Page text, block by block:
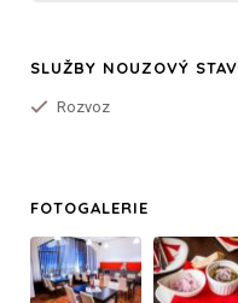
SLUŽBY NOUZOVÝ STAV
Rozvoz
FOTOGALERIE